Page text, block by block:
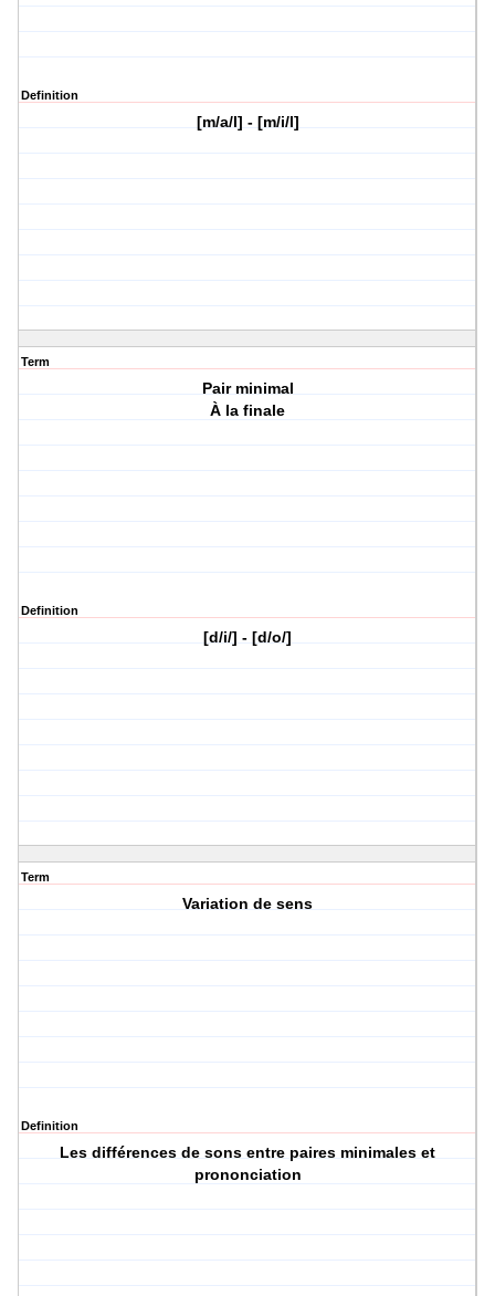
Definition
[m/a/l] - [m/i/l]
Term
Pair minimal
À la finale
Definition
[d/i/] - [d/o/]
Term
Variation de sens
Definition
Les différences de sons entre paires minimales et
prononciation